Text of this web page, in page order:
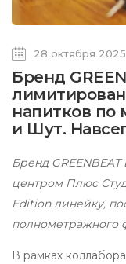
28 октября 2025
Бренд
напитков по
и Шут.
Бренд
центром Плюс
Edition линейку,
полнометражного
В рамках